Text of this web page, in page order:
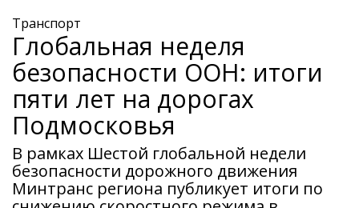
Транспорт
Глобальная неделя
безопасности ООН: итоги
пяти лет на дорогах
Подмосковья
В рамках Шестой глобальной недели
безопасности дорожного движения
Минтранс региона публикует итоги по